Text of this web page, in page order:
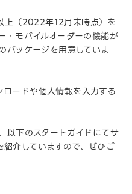
（2022年12月末時点）を
・モバイルオーダーの機能が
パッケージを用意していま
ードや個人情報を入力する
以下のスタートガイドにてサ
介していますので、ぜひご